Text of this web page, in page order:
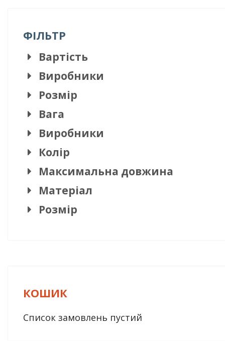
ФІЛЬТР
Вартість
Виробники
Розмір
Вага
Виробники
Колір
Максимальна довжина
Матеріал
Розмір
КОШИК
Список замовлень пустий